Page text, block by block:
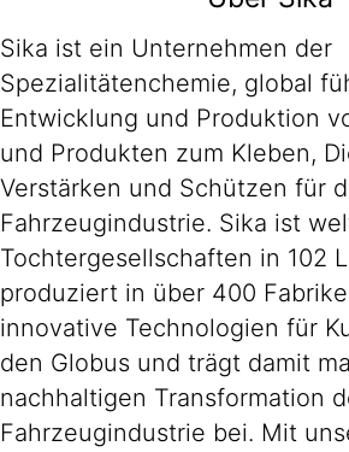
Sika ist ein Unternehmen der
Spezialitätenchemie, global
Entwicklung und Produktion
und Produkten zum Kleben,
Verstärken und Schützen für
Fahrzeugindustrie. Sika ist
Tochtergesellschaften in 102
produziert in über 400
innovative Technologien für
den Globus und trägt damit
nachhaltigen Transformation
Fahrzeugindustrie bei. Mit